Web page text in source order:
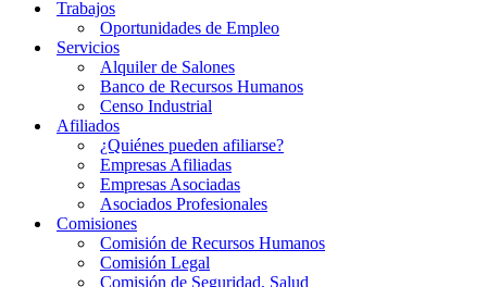
Trabajos
Oportunidades de Empleo
Servicios
Alquiler de Salones
Banco de Recursos Humanos
Censo Industrial
Afiliados
¿Quiénes pueden afiliarse?
Empresas Afiliadas
Empresas Asociadas
Asociados Profesionales
Comisiones
Comisión de Recursos Humanos
Comisión Legal
Comisión de Seguridad, Salud